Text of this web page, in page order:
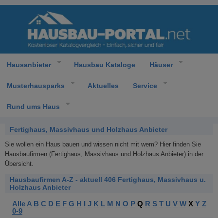
Hausanbieter Hausbau Kataloge Häuser
Musterhausparks Aktuelles Service
Rund ums Haus
Fertighaus, Massivhaus und Holzhaus Anbieter
Sie wollen ein Haus bauen und wissen nicht mit wem? Hier finden Sie
Hausbaufirmen (Fertighaus, Massivhaus und Holzhaus Anbieter) in der
Übersicht.
Hausbaufirmen A-Z - aktuell 406 Fertighaus, Massivhaus u.
Holzhaus Anbieter
Alle A B C D E F G H I J K L M N O P Q R S T U V W X Y Z
0-9